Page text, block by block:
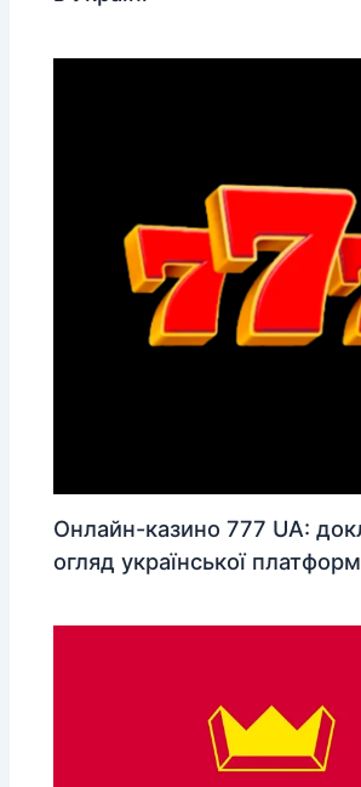
Онлайн-казино 777 UA:
огляд української